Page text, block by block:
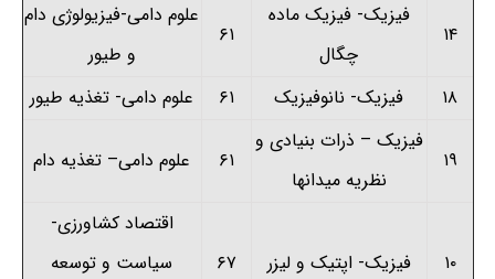
۱۴
فیزیک- فیزیک ماده
چگال
۶۱
علوم دامی-فیزیولوژی دام
و طیور
۱۸
فیزیک- نانوفیزیک ۶۱ علوم دامی- تغذیه طیور
۱۹
فیزیک – ذرات بنیادی و
نظریه میدانها
۶۱ علوم دامی– تغذیه دام
۱۰ فیزیک- اپتیک و لیزر ۶۷
اقتصاد کشاورزی-
سیاست و توسعه